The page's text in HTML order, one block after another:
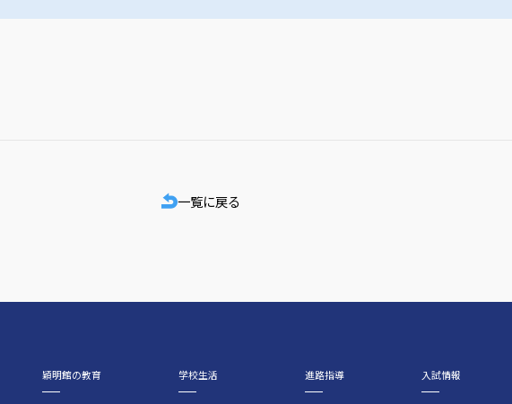
一覧に戻る
穎明館の教育 学校生活 進路指導 入試情報